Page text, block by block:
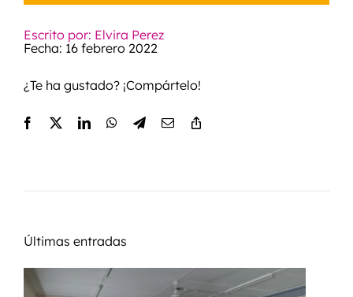
Escrito por: Elvira Perez
Fecha: 16 febrero 2022
¿Te ha gustado? ¡Compártelo!
Últimas entradas